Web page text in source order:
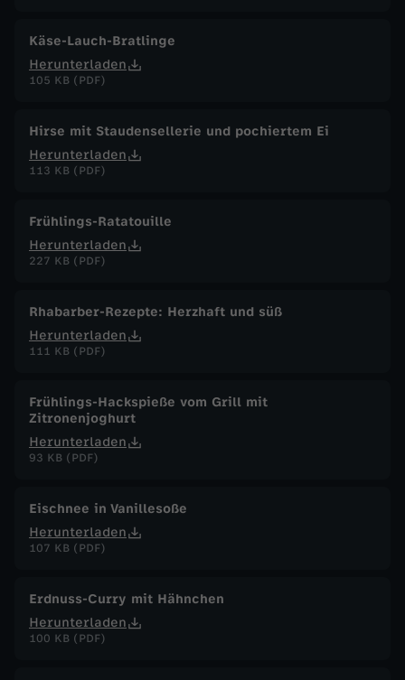
Käse-Lauch-Bratlinge
Herunterladen
105 KB (PDF)
Hirse mit Staudensellerie und pochiertem Ei
Herunterladen
113 KB (PDF)
Frühlings-Ratatouille
Herunterladen
227 KB (PDF)
Rhabarber-Rezepte: Herzhaft und süß
Herunterladen
111 KB (PDF)
Frühlings-Hackspieße vom Grill mit
Zitronenjoghurt
Herunterladen
93 KB (PDF)
Eischnee in Vanillesoße
Herunterladen
107 KB (PDF)
Erdnuss-Curry mit Hähnchen
Herunterladen
100 KB (PDF)